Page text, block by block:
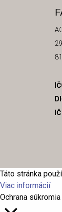
Táto stránka
Viac informácií
Ochrana súkromia